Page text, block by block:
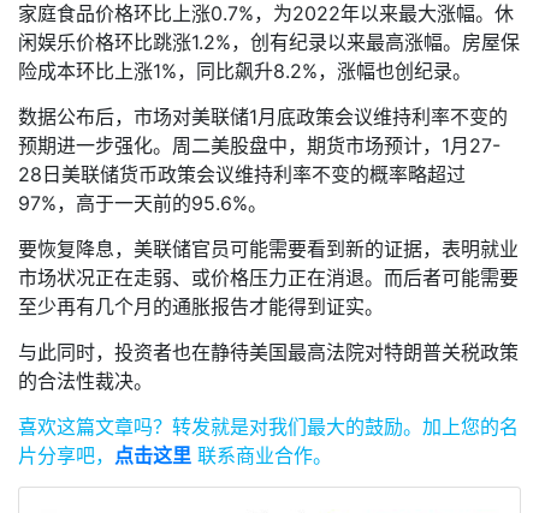
家庭食品价格环比上涨0.7%，为2022年以来最大涨幅。休
闲娱乐价格环比跳涨1.2%，创有纪录以来最高涨幅。房屋保
险成本环比上涨1%，同比飙升8.2%，涨幅也创纪录。
数据公布后，市场对美联储1月底政策会议维持利率不变的
预期进一步强化。周二美股盘中，期货市场预计，1月27-
28日美联储货币政策会议维持利率不变的概率略超过
97%，高于一天前的95.6%。
要恢复降息，美联储官员可能需要看到新的证据，表明就业
市场状况正在走弱、或价格压力正在消退。而后者可能需要
至少再有几个月的通胀报告才能得到证实。
与此同时，投资者也在静待美国最高法院对特朗普关税政策
的合法性裁决。
喜欢这篇文章吗？ 转发就是对我们最大的鼓励。 加上您的名
片分享吧， 点击这里 联系商业合作。